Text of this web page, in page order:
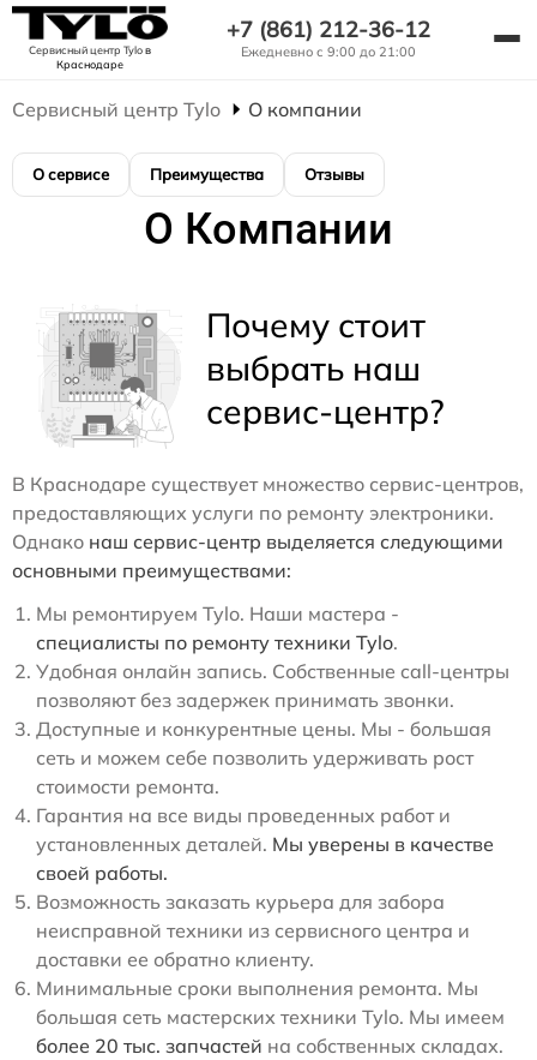
Сервисный центр Tyloв
Краснодаре
+7 (861) 212-36-12
Ежедневно с 9:00 до 21:00
Сервисный центр Tylo О компании
О сервисе Преимущества Отзывы
О Компании
Почему стоит
выбрать наш
сервис-центр?
В Краснодаре существует множество сервис-центров,
предоставляющих услуги по ремонту электроники.
Однако наш сервис-центр выделяется следующими
основными преимуществами:
Мы ремонтируем Tylo. Наши мастера -
специалисты по ремонту техники Tylo.
Удобная онлайн запись. Собственные call-центры
позволяют без задержек принимать звонки.
Доступные и конкурентные цены. Мы - большая
сеть и можем себе позволить удерживать рост
стоимости ремонта.
Гарантия на все виды проведенных работ и
установленных деталей. Мы уверены в качестве
своей работы.
Возможность заказать курьера для забора
неисправной техники из сервисного центра и
доставки ее обратно клиенту.
Минимальные сроки выполнения ремонта. Мы
большая сеть мастерских техники Tylo. Мы имеем
более 20 тыс. запчастей на собственных складах.